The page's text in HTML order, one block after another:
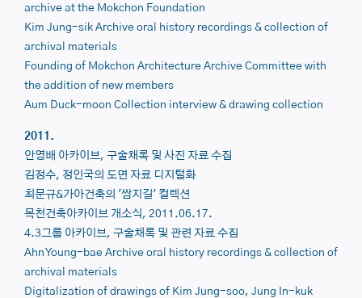
archive at the Mokchon Foundation
Kim Jung-sik Archive oral history recordings & collection of
archival materials
Founding of Mokchon Architecture Archive Committee with
the addition of new members
Aum Duck-moon Collection interview & drawing collection
2011.
안영배 아카이브, 구술채록 및 사진 자료 수집
김정수, 정인국의 도면 자료 디지털화
최문규&가아건축의 '쌈지길' 컬렉션
목천건축아카이브 개소식, 2011.06.17.
4.3그룹 아카이브, 구술채록 및 관련 자료 수집
Ahn Young-bae Archive oral history recordings & collection of
archival materials
Digitalization of drawings of Kim Jung-soo, Jung In-kuk